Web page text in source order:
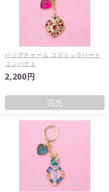
バッグチャーム コズミックハート
コンパクト
2,200円
完売